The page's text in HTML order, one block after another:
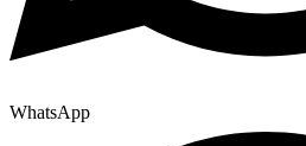
WhatsApp